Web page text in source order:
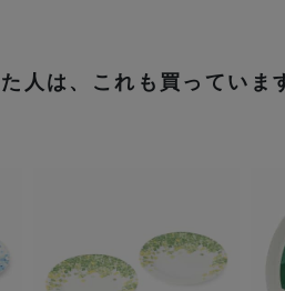
人は、これも買っていま